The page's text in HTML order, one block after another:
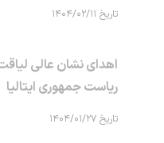
تاریخ ۱۴۰۴/۰۲/۱۱
اهدای نشان عالی
ریاست جمهوری ایتالیا
تاریخ ۱۴۰۴/۰۱/۲۷